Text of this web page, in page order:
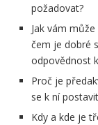
požadovat?
Jak vám
čem je dobré
odpovědnost
Proč je
se k ní
Kdy a kde je